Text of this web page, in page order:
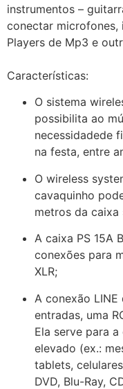
instrumentos –
conectar microfones,
Players de Mp3 e
Características:
O sistema
possibilita ao
necessidadede
na festa, entre
O wireless
cavaquinho
metros da caixa
A caixa PS 15A
conexões para
XLR;
A conexão
entradas, uma
Ela serve para
elevado (ex.:
tablets,
DVD, Blu-Ray,